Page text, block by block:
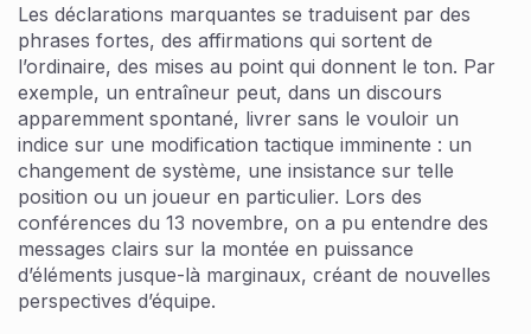
Les déclarations marquantes se traduisent par des
phrases fortes, des affirmations qui sortent de
l’ordinaire, des mises au point qui donnent le ton. Par
exemple, un entraîneur peut, dans un discours
apparemment spontané, livrer sans le vouloir un
indice sur une modification tactique imminente : un
changement de système, une insistance sur telle
position ou un joueur en particulier. Lors des
conférences du 13 novembre, on a pu entendre des
messages clairs sur la montée en puissance
d’éléments jusque-là marginaux, créant de nouvelles
perspectives d’équipe.